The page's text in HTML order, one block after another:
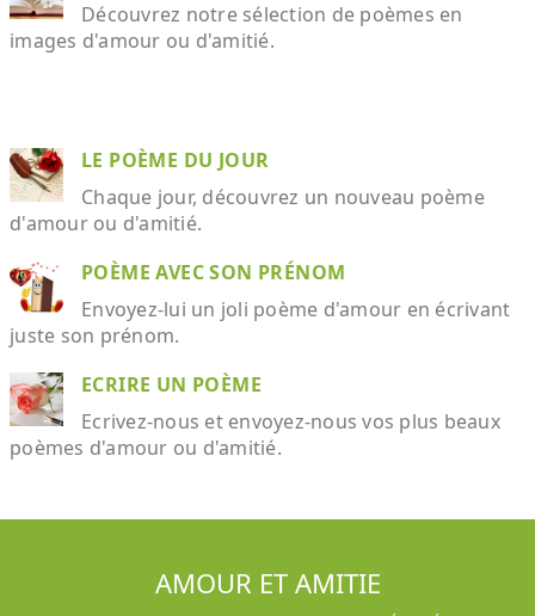
Découvrez notre sélection de poèmes en
images d'amour ou d'amitié.
LE POÈME DU JOUR
Chaque jour, découvrez un nouveau poème
d'amour ou d'amitié.
POÈME AVEC SON PRÉNOM
Envoyez-lui un joli poème d'amour en écrivant
juste son prénom.
ECRIRE UN POÈME
Ecrivez-nous et envoyez-nous vos plus beaux
poèmes d'amour ou d'amitié.
AMOUR ET AMITIE